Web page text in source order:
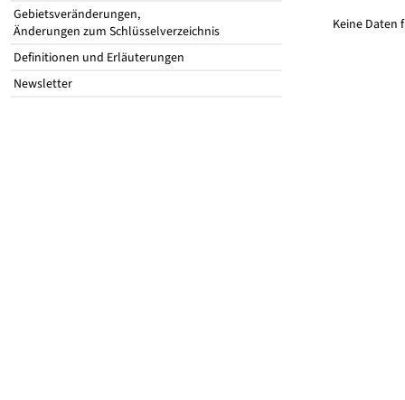
Gebietsveränderungen,
Änderungen zum Schlüsselverzeichnis
Definitionen und Erläuterungen
Newsletter
Keine Daten